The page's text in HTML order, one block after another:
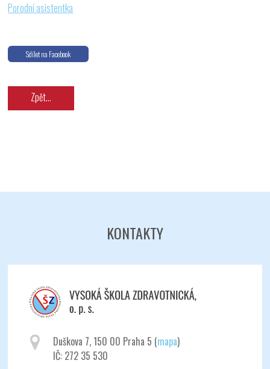
Porodní asistentka
Sdílet na Facebook
Zpět...
KONTAKTY
Duškova 7, 150 00 Praha 5 (mapa)
IČ: 272 35 530